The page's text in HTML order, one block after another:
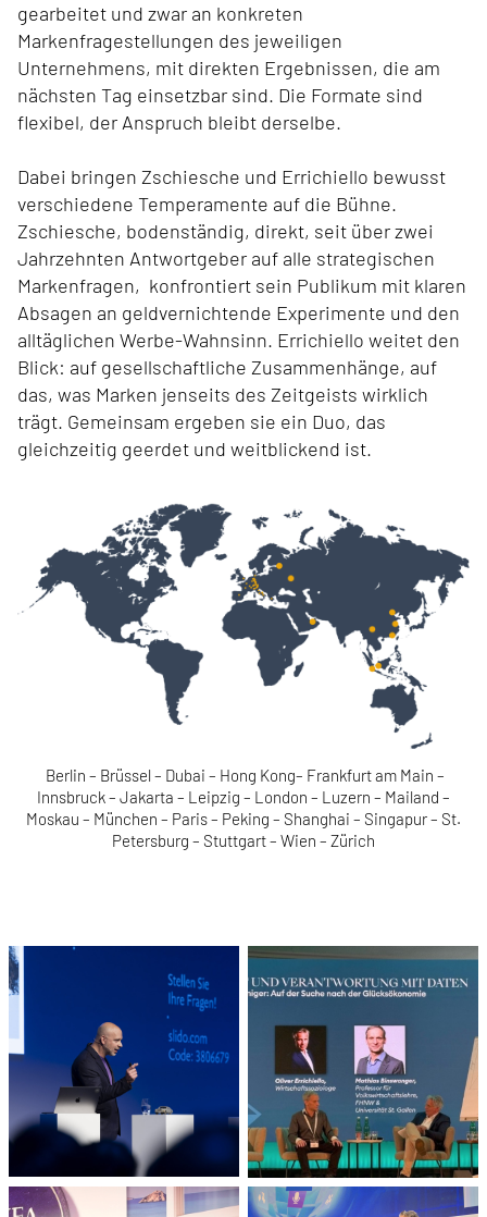
gearbeitet und zwar an konkreten
Markenfragestellungen des jeweiligen
Unternehmens, mit direkten Ergebnissen, die am
nächsten Tag einsetzbar sind. Die Formate sind
flexibel, der Anspruch bleibt derselbe.
Dabei bringen Zschiesche und Errichiello bewusst
verschiedene Temperamente auf die Bühne.
Zschiesche, bodenständig, direkt, seit über zwei
Jahrzehnten Antwortgeber auf alle strategischen
Markenfragen, konfrontiert sein Publikum mit klaren
Absagen an geldvernichtende Experimente und den
alltäglichen Werbe-Wahnsinn. Errichiello weitet den
Blick: auf gesellschaftliche Zusammenhänge, auf
das, was Marken jenseits des Zeitgeists wirklich
trägt. Gemeinsam ergeben sie ein Duo, das
gleichzeitig geerdet und weitblickend ist.
Berlin – Brüssel – Dubai – Hong Kong– Frankfurt am Main –
Innsbruck – Jakarta – Leipzig – London – Luzern – Mailand –
Moskau – München – Paris – Peking – Shanghai – Singapur – St.
Petersburg – Stuttgart – Wien – Zürich